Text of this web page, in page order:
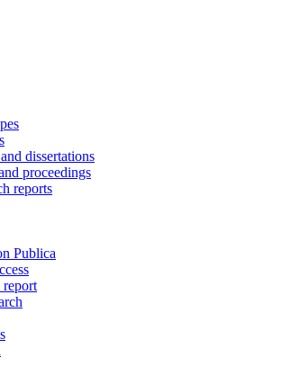
dissertations
proceedings
reports
Publica